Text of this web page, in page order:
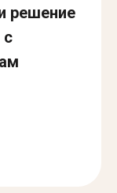
решение
с